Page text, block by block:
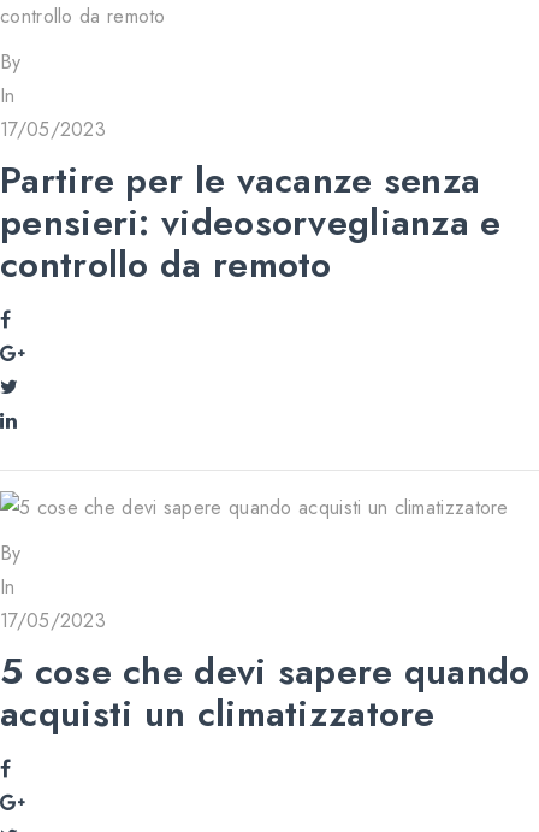
By
In
17/05/2023
Partire per le vacanze senza
pensieri: videosorveglianza e
controllo da remoto
By
In
17/05/2023
5 cose che devi sapere quando
acquisti un climatizzatore